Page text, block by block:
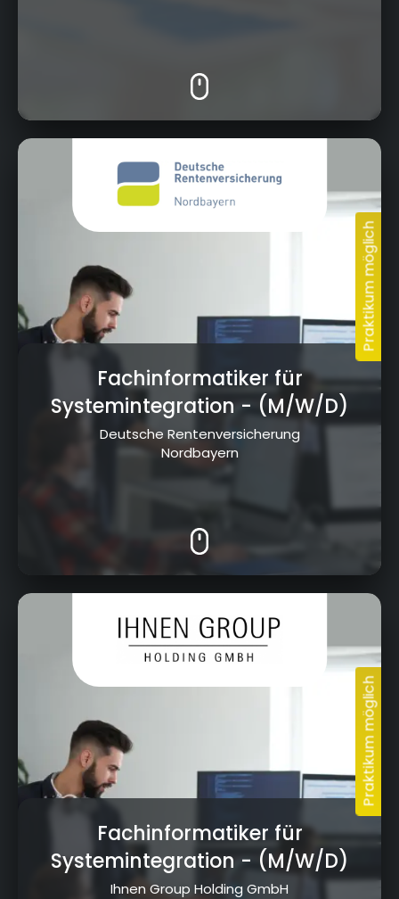
Ausbildungsportal Kulmbach
Unsere Ausbildungsplätze
in Kulmbach und der Region
Wittelsbacherring 11, 95444 Bayreuth
Fachinformatiker für
Systemintegration - (M/W/D)
Deutsche Rentenversicherung
Nordbayern
Kressenstein 26, 95326 Kulmbach
Fachinformatiker für
Systemintegration - (M/W/D)
Ihnen Group Holding GmbH